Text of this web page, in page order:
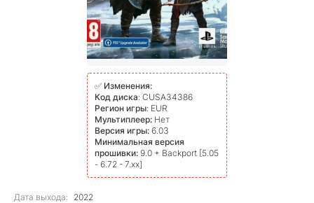
✅ Изменения:
Код диска: CUSA34386
Регион игры: EUR
Мультиплеер: Нет
Версия игры: 6.03
Минимальная версия
прошивки: 9.0 + Backport [5.05
- 6.72 - 7.xx]
Дата выхода:
2022